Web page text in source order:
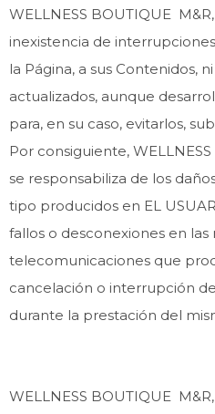
WELLNESS BOUTIQUE
inexistencia de
la Página, a sus Contenidos,
actualizados, aunque
para, en su caso, evitarlos,
Por consiguiente,
se responsabiliza de los
tipo producidos en EL
fallos o desconexiones en las
telecomunicaciones que
cancelación o interrupción
durante la prestación del
WELLNESS BOUTIQUE